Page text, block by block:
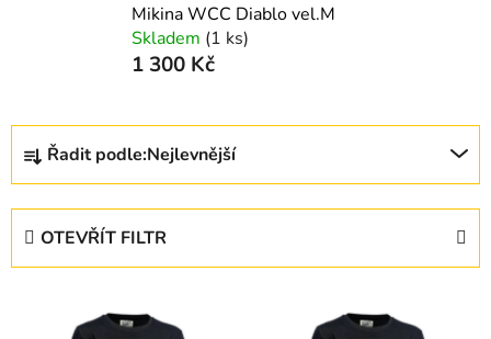
Mikina WCC Diablo vel.M
Skladem (1 ks)
1 300 Kč
Ř
z
Řadit podle:Nejlevnější
OTEVŘÍT FILTR